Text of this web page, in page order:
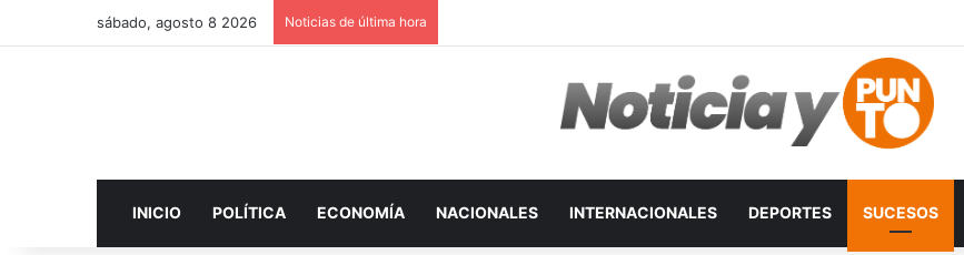
sábado, agosto 8 2026 Noticias de última hora
INICIO POLÍTICA ECONOMÍA NACIONALES INTERNACIONALES DEPORTES SUCESOS